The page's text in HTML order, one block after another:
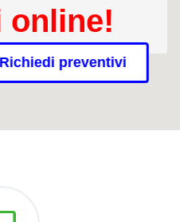
online!
Richiedi preventivi